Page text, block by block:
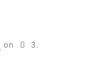
on
3.